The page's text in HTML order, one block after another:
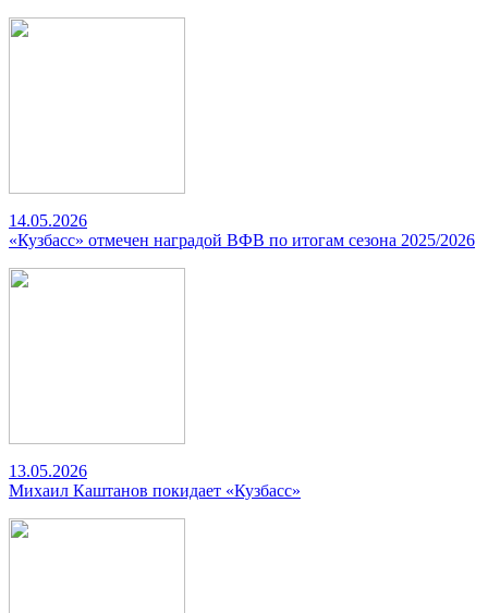
14.05.2026
«Кузбасс» отмечен наградой ВФВ по итогам сезона 2025/2026
13.05.2026
Михаил Каштанов покидает «Кузбасс»